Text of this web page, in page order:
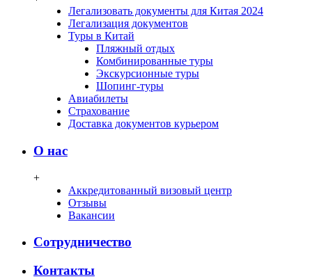
Легализовать документы для Китая 2024
Легализация документов
Туры в Китай
Пляжный отдых
Комбинированные туры
Экскурсионные туры
Шопинг-туры
Авиабилеты
Страхование
Доставка документов курьером
О нас
+
Аккредитованный визовый центр
Отзывы
Вакансии
Сотрудничество
Контакты